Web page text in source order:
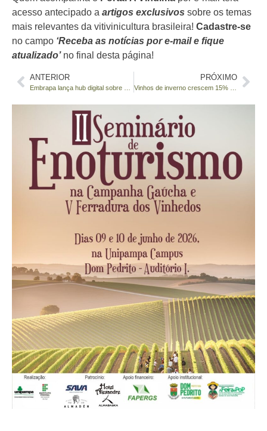
acesso antecipado a artigos exclusivos sobre os temas
mais relevantes da vitivinicultura brasileira! Cadastre-se
no campo ‘Receba as notícias por e-mail e fique
atualizado’no final desta página!
ANTERIOR PRÓXIMO